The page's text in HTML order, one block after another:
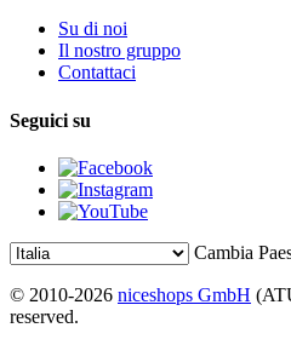
Su di noi
Il nostro gruppo
Contattaci
Seguici su
Cambia
© 2010-2026 niceshops GmbH
reserved.